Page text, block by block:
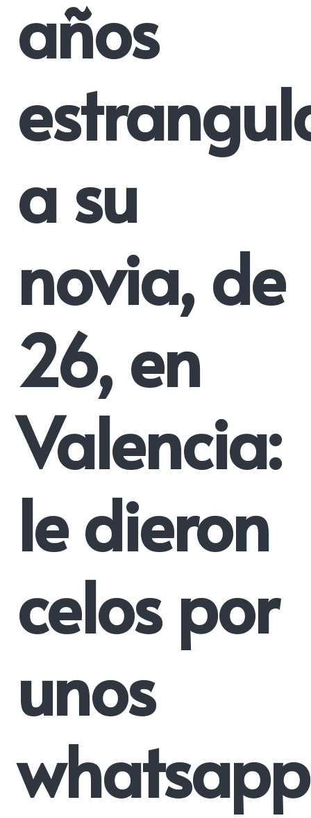
años
a su
novia, de
26, en
Valencia:
le dieron
celos por
unos